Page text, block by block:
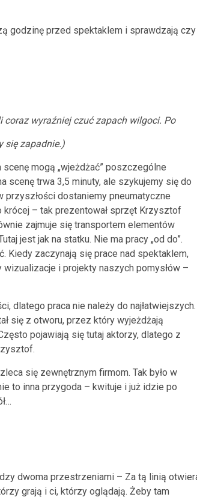
godzinę przed spektaklem i sprawdzają czy
coraz wyraźniej czuć zapach wilgoci. Po
się zapadnie.)
mogą „wjeżdżać” poszczególne
scenę trwa 3,5 minuty, ale szykujemy się do
przyszłości dostaniemy pneumatyczne
krócej – tak prezentował sprzęt Krzysztof
zajmuje się transportem elementów
jest jak na statku. Nie ma pracy „od do”.
Kiedy zaczynają się prace nad spektaklem,
i projekty naszych pomysłów –
dlatego praca nie należy do najłatwiejszych.
się z otworu, przez który wyjeżdżają
pojawiają się tutaj aktorzy, dlatego z
się zewnętrznym firmom. Tak było w
to inna przygoda – kwituje i już idzie po
dwoma przestrzeniami – Za tą linią
grają i ci, którzy oglądają. Żeby tam